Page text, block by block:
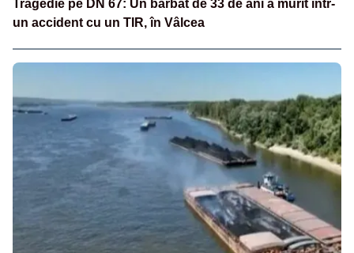
Tragedie pe DN 67: Un bărbat de 33 de ani a murit într-
un accident cu un TIR, în Vâlcea